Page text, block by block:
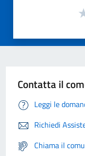
Contatta il
Leggi le
Richiedi
Chiama il